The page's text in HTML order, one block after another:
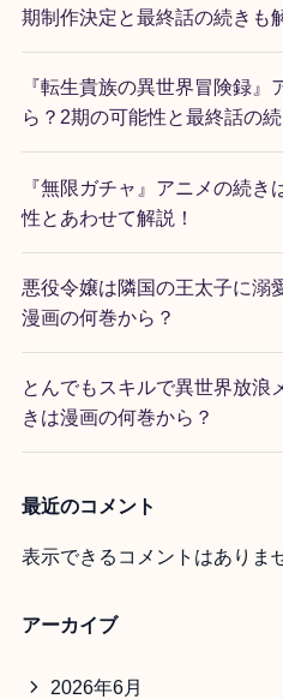
期制作決定と最終話の続きも
『転生貴族の異世界冒険録
ら？2期の可能性と最終話の続
『無限ガチャ』アニメの続
性とあわせて解説！
悪役令嬢は隣国の王太子に溺
漫画の何巻から？
とんでもスキルで異世界放浪
きは漫画の何巻から？
最近のコメント
表示できるコメントはありま
アーカイブ
2026年6月